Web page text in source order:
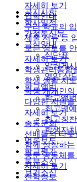
공지사항
학사일정
가정통신문
급식안내
식단표
알림게
영양 상
학교앨범
학교앨범
최고명
최고칭
학생자치
언론보도
학교평가
동문소식
보건소식
자세히 보기
입학안내
우리 학교의
제출 서류 등
모든 정보를
자세히 보기
학생관리통합
학생 생활 지
학생 개개인
다양한 지원
자세히 보기
총동문회
선배들의 따
함께 성장하는
동문 공동체를
자세히 보기
진학정보